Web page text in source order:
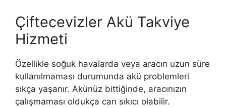
Çiftecevizler Akü Takviye
Hizmeti
Özellikle soğuk havalarda veya aracın uzun süre
kullanılmaması durumunda akü problemleri
sıkça yaşanır. Akünüz bittiğinde, aracınızın
çalışmaması oldukça can sıkıcı olabilir.